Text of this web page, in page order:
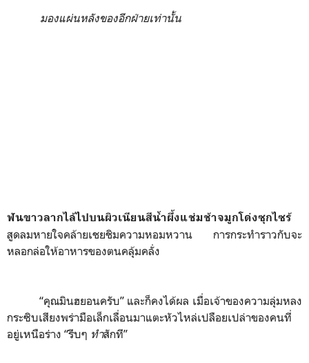
มองแผ่นหลังของอีกฝ่ายเท่านั้น
ฟันขาวลากไล้ไปบนผิวเนียนสีน้ำผึ้งแช่มช้าจมูกโด่งซุกไซร้
สูดลมหายใจคล้ายเชยชิมความหอมหวาน การกระทำราวกับจะ
หลอกล่อให้อาหารของตนคลุ้มคลั่ง
“คุณมินฮยอนครับ” และก็คงได้ผล เมื่อเจ้าของความลุ่มหลง
กระซิบเสียงพร่ามือเล็กเลื่อนมาแตะหัวไหล่เปลือยเปล่าของคนที่
อยู่เหนือร่าง “รีบๆ ทำสักที”